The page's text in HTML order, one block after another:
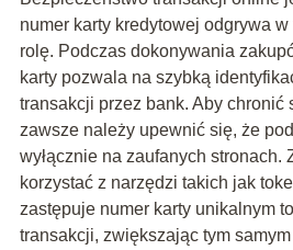
numer karty kredytowej odgrywa
rolę. Podczas dokonywania
karty pozwala na szybką
transakcji przez bank. Aby chronić
zawsze należy upewnić się, że
wyłącznie na zaufanych stronach.
korzystać z narzędzi takich jak
zastępuje numer karty unikalnym
transakcji, zwiększając tym